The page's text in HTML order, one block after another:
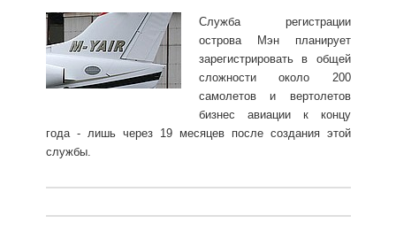
Служба регистрации
острова Мэн планирует
зарегистрировать в общей
сложности около 200
самолетов и вертолетов
бизнес авиации к концу
года - лишь через 19 месяцев после создания этой
службы.